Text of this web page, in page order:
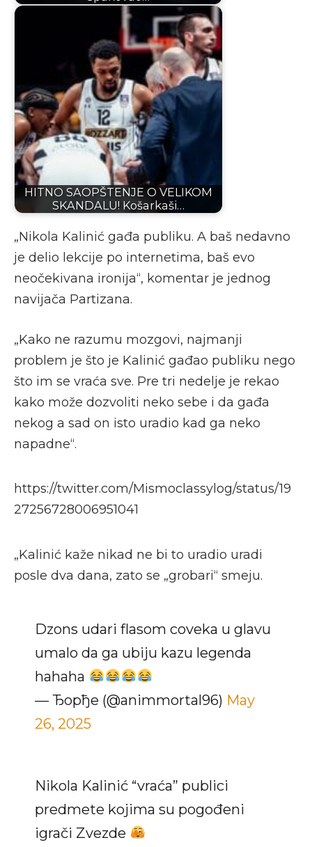
HITNO SAOPŠTENJE O VELIKOM
SKANDALU! Košarkaši…
„Nikola Kalinić gađa publiku. A baš nedavno
je delio lekcije po internetima, baš evo
neočekivana ironija“, komentar je jednog
navijača Partizana.
„Kako ne razumu mozgovi, najmanji
problem je što je Kalinić gađao publiku nego
što im se vraća sve. Pre tri nedelje je rekao
kako može dozvoliti neko sebe i da gađa
nekog a sad on isto uradio kad ga neko
napadne“.
https://twitter.com/Mismoclassylog/status/19
27256728006951041
„Kalinić kaže nikad ne bi to uradio uradi
posle dva dana, zato se „grobari“ smeju.
Dzons udari flasom coveka u glavu
umalo da ga ubiju kazu legenda
hahaha
— Ђорђе (@animmortal96) May
26, 2025
Nikola Kalinić “vraća” publici
predmete kojima su pogođeni
igrači Zvezde